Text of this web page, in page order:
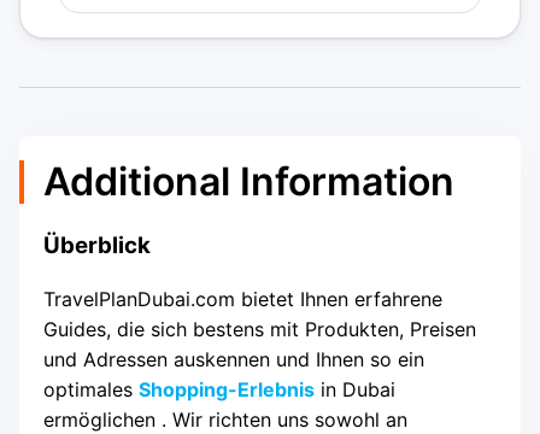
Additional Information
Überblick
TravelPlanDubai.com bietet Ihnen erfahrene
Guides, die sich bestens mit Produkten, Preisen
und Adressen auskennen und Ihnen so ein
optimales Shopping-Erlebnis in Dubai
ermöglichen . Wir richten uns sowohl an